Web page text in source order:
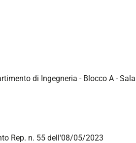
di Ingegneria - Blocco A -
Rep. n. 55 dell'08/05/2023